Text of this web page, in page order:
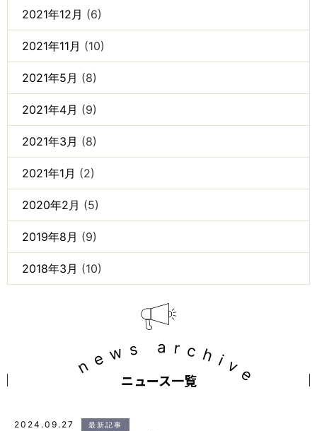
2021年12月 (6)
2021年11月 (10)
2021年5月 (8)
2021年4月 (9)
2021年3月 (8)
2021年1月 (2)
2020年2月 (5)
2019年8月 (9)
2018年3月 (10)
news archive
ニュース一覧
2024.09.27 最新記事